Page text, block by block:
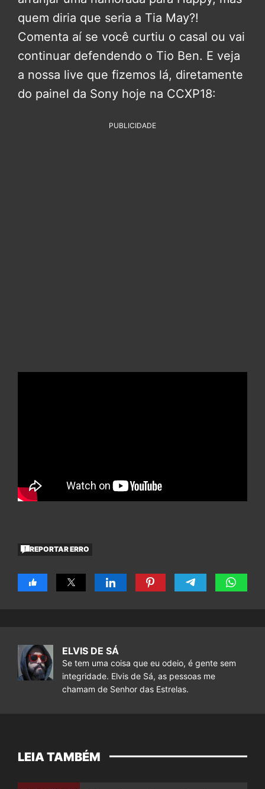
quem diria que seria a Tia May?!
Comenta aí se você curtiu o casal ou vai
continuar defendendo o Tio Ben. E veja
a nossa live que fizemos lá, diretamente
do painel da Sony hoje na CCXP18:
PUBLICIDADE
REPORTAR ERRO
ELVIS DE SÁ
Se tem uma coisa que eu odeio, é gente sem
integridade. Elvis de Sá, as pessoas me
chamam de Senhor das Estrelas.
LEIA TAMBÉM